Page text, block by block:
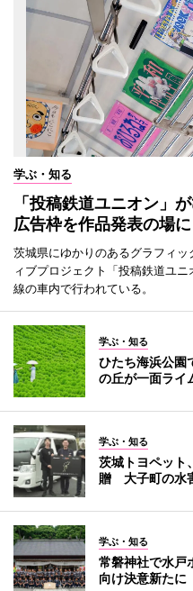
学ぶ・知る
「投稿鉄道ユニオン」
広告枠を作品発表の場
茨城県にゆかりのあるグラフィ
ィブプロジェクト「投稿鉄道ユ
線の車内で行われている。
学ぶ・知る
ひたち海浜公
の丘が一面ライ
学ぶ・知る
茨城トヨペット
贈 大子町の水
学ぶ・知る
常磐神社で水
向け決意新たに